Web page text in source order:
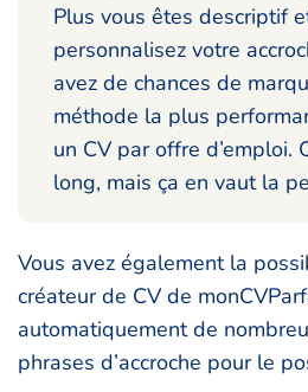
Plus vous êtes descriptif
personnalisez votre
avez de chances de
méthode la plus
un CV par offre d’emploi.
long, mais ça en vaut la
Vous avez également la
créateur de CV de
automatiquement de
phrases d’accroche pour le